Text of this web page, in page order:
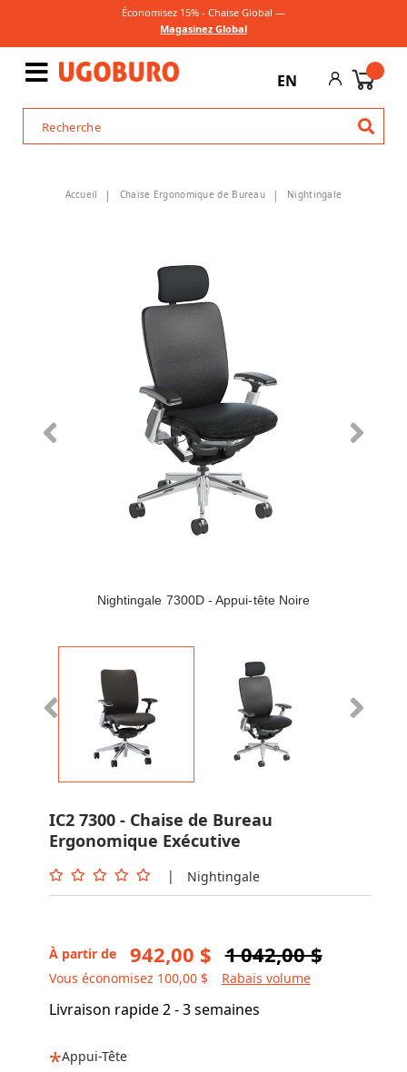
Économisez 15% - Chaise Global —
Magasinez Global
EN
Accueil Chaise Ergonomique de Bureau Nightingale
Nightingale 7300D - Appui-tête Noire
IC2 7300 - Chaise de Bureau
Ergonomique Exécutive
| Nightingale
À partir de 942,00 $ 1 042,00 $
Vous économisez 100,00 $ Rabais volume
Livraison rapide 2 - 3 semaines
Appui-Tête